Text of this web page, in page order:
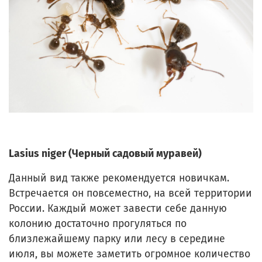
Lasius niger (Черный садовый муравей)
Данный вид также рекомендуется новичкам.
Встречается он повсеместно, на всей территории
России. Каждый может завести себе данную
колонию достаточно прогуляться по
близлежайшему парку или лесу в середине
июля, вы можете заметить огромное количество